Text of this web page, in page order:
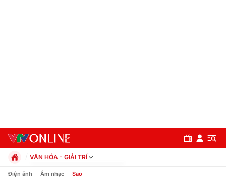
VĂN HÓA - GIẢI TRÍ
Chính trị
Điện ảnh Âm nhạc Sao